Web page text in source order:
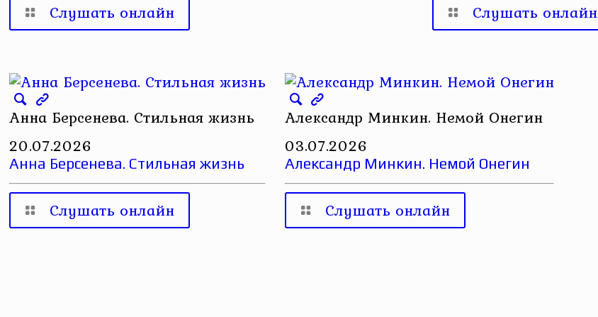
Слушать онлайн Слушать онлайн
Анна Берсенева. Стильная жизнь
20.07.2026
Анна Берсенева. Стильная жизнь
Слушать онлайн
Александр Минкин. Немой Онегин
03.07.2026
Александр Минкин. Немой Онегин
Слушать онлайн